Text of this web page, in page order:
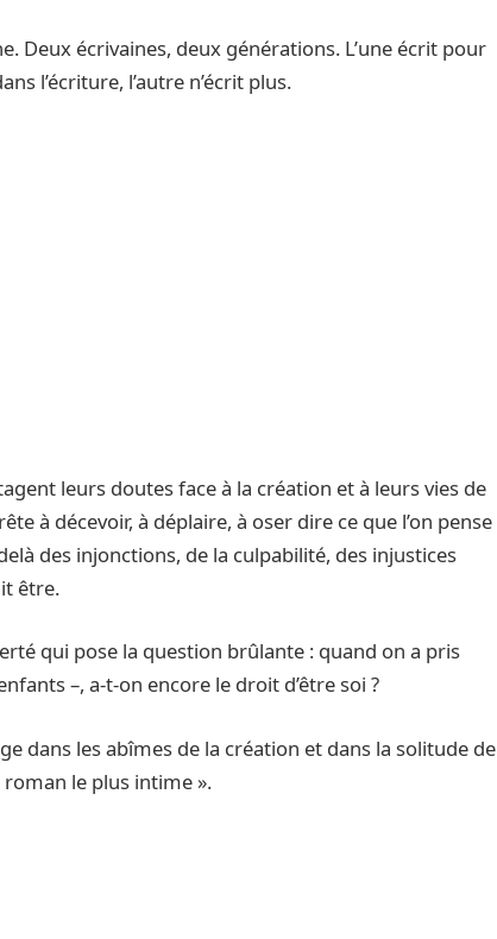
Deux écrivaines, deux générations. L’une écrit pour
l’écriture, l’autre n’écrit plus.
leurs doutes face à la création et à leurs vies de
à décevoir, à déplaire, à oser dire ce que l’on pense
des injonctions, de la culpabilité, des injustices
être.
qui pose la question brûlante : quand on a pris
–, a-t-on encore le droit d’être soi ?
dans les abîmes de la création et dans la solitude de
roman le plus intime ».